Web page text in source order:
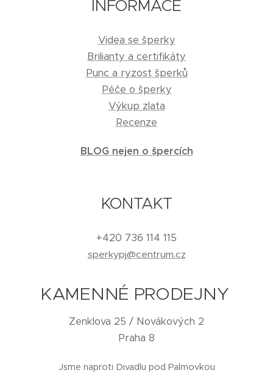
INFORMACE
Videa se šperky
Brilianty a certifikáty
Punc a ryzost šperků
Péče o šperky
Výkup zlata
Recenze
BLOG nejen o špercích
KONTAKT
+420 736 114 115
sperkypj@centrum.cz
KAMENNÉ PRODEJNY
Zenklova 25 / Novákových 2
Praha 8
Jsme naproti Divadlu pod Palmovkou